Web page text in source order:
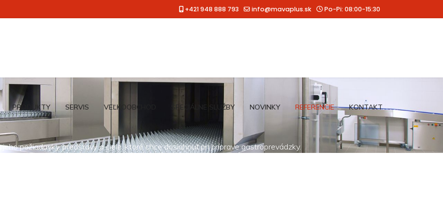
+421 948 888 793 info@mavaplus.sk Po-Pi: 08:00-15:30
PRODUKTY SERVIS VEĽKOOBCHOD ŠPECIÁLNE SLUŽBY NOVINKY REFERENCIE KONTAKT
požiadavky, predstavy a ciele, ktoré chce dosiahnuť pri príprave gastroprevádzky.